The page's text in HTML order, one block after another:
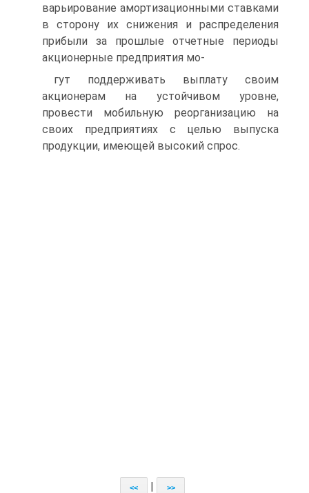
варьирование амортизационными ставками
в сторону их снижения и распределения
прибыли за прошлые отчетные периоды
акционерные предприятия мо-
гут поддерживать выплату своим
акционерам на устойчивом уровне,
провести мобильную реорганизацию на
своих предприятиях с целью выпуска
продукции, имеющей высокий спрос.
<< >>